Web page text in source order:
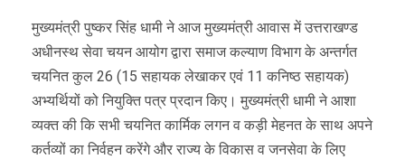
मुख्यमंत्री पुष्कर सिंह धामी ने आज मुख्यमंत्री आवास में उत्तराखण्ड
अधीनस्थ सेवा चयन आयोग द्वारा समाज कल्याण विभाग के अन्तर्गत
चयनित कुल 26 (15 सहायक लेखाकर एवं 11 कनिष्ठ सहायक)
अभ्यर्थियों को नियुक्ति पत्र प्रदान किए। मुख्यमंत्री धामी ने आशा
व्यक्त की कि सभी चयनित कार्मिक लगन व कड़ी मेहनत के साथ अपने
कर्तव्यों का निर्वहन करेंगे और राज्य के विकास व जनसेवा के लिए